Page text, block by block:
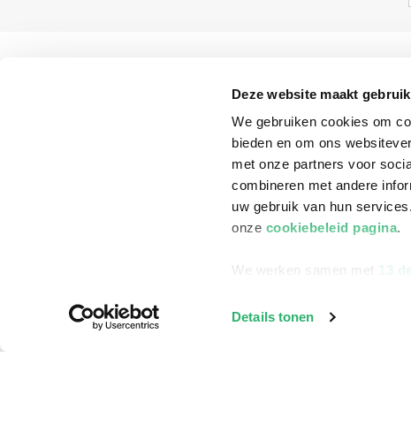
Deze website maakt
We gebruiken cookies om
bieden en om ons
met onze partners voor
combineren met andere
uw gebruik van hun
onze cookiebeleid pagina.
We werken samen met 13
Details tonen
Bestellen
Bezorging
Betalen
Retourneren
Veelgestelde vragen